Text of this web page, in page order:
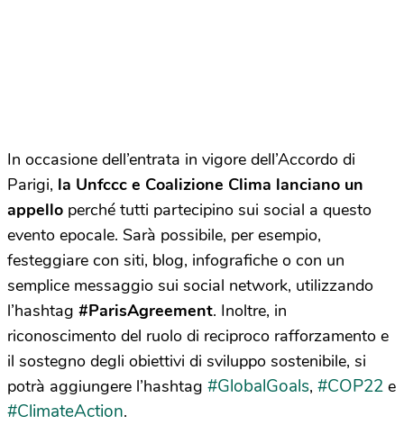
In occasione dell’entrata in vigore dell’Accordo di
Parigi, la Unfccc e Coalizione Clima lanciano un
appello perché tutti partecipino sui social a questo
evento epocale. Sarà possibile, per esempio,
festeggiare con siti, blog, infografiche o con un
semplice messaggio sui social network, utilizzando
l’hashtag #ParisAgreement. Inoltre, in
riconoscimento del ruolo di reciproco rafforzamento e
il sostegno degli obiettivi di sviluppo sostenibile, si
potrà aggiungere l’hashtag #GlobalGoals, #COP22 e
#ClimateAction.